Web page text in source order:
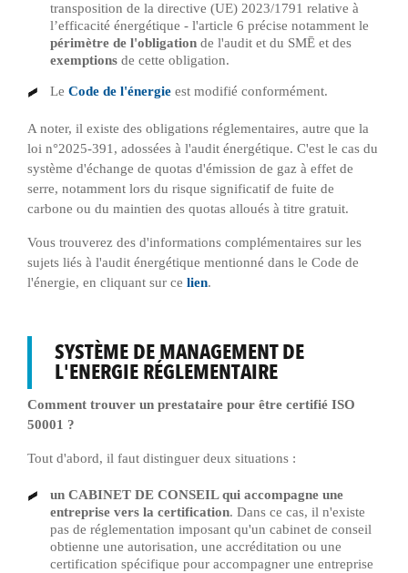
transposition de la directive (UE) 2023/1791 relative à
l’efficacité énergétique - l'article 6 précise notamment le
périmètre de l'obligationde l'audit et du SMĒ et des
exemptionsde cette obligation.
Le Code de l'énergieest modifié conformément.
A noter, il existe des obligations réglementaires, autre que la
loi n°2025-391, adossées à l'audit énergétique. C'est le cas du
système d'échange de quotas d'émission de gaz à effet de
serre, notamment lors du risque significatif de fuite de
carbone ou du maintien des quotas alloués à titre gratuit.
Vous trouverez des d'informations complémentaires sur les
sujets liés à l'audit énergétique mentionné dans le Code de
l'énergie, en cliquant sur ce lien.
SYSTÈME DE MANAGEMENT DE
L'ENERGIE RÉGLEMENTAIRE
Comment trouver un prestataire pour être certifié ISO
50001 ?
Tout d'abord, il faut distinguer deux situations :
un CABINET DE CONSEIL qui accompagne une
entreprise vers la certification. Dans ce cas, il n'existe
pas de réglementation imposant qu'un cabinet de conseil
obtienne une autorisation, une accréditation ou une
certification spécifique pour accompagner une entreprise